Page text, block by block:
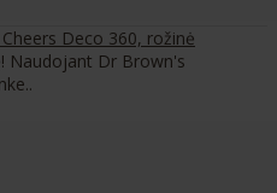
Deco 360, rožinė
Naudojant Dr Brown's